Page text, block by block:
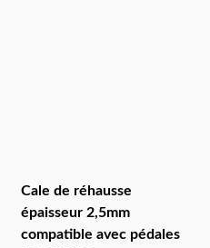
Cale de réhausse
épaisseur 2,5mm
compatible avec pédales